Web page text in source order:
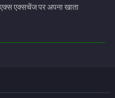
एक्सचेंज पर अपना खाता